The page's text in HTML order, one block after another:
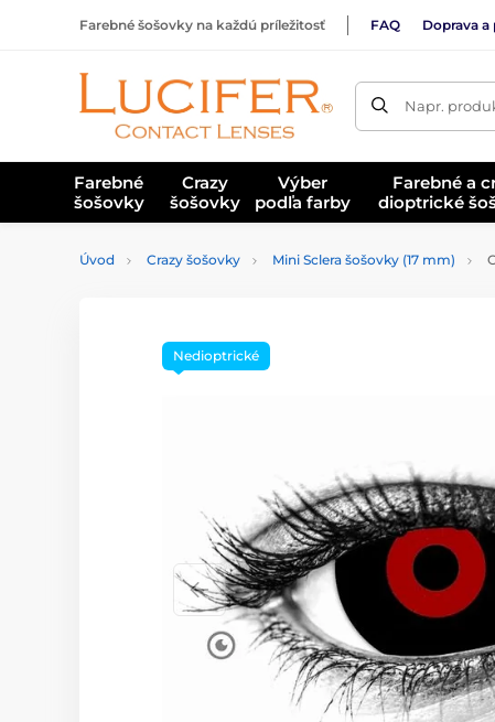
Farebné šošovky na každú príležitosť FAQ Doprava a
Napr.
Farebné
šošovky
Crazy
šošovky
Výber
podľa farby
Farebné a
dioptrické
Úvod Crazy šošovky Mini Sclera šošovky (17 mm)
Nedioptrické